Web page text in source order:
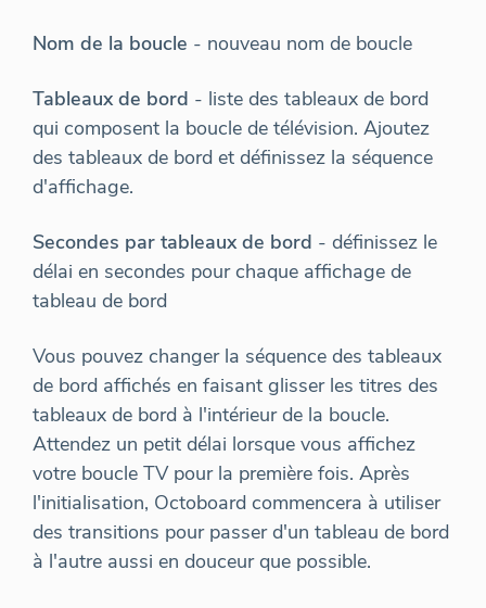
Nom de la boucle - nouveau nom de boucle
Tableaux de bord - liste des tableaux de bord
qui composent la boucle de télévision. Ajoutez
des tableaux de bord et définissez la séquence
d'affichage.
Secondes par tableaux de bord - définissez le
délai en secondes pour chaque affichage de
tableau de bord
Vous pouvez changer la séquence des tableaux
de bord affichés en faisant glisser les titres des
tableaux de bord à l'intérieur de la boucle.
Attendez un petit délai lorsque vous affichez
votre boucle TV pour la première fois. Après
l'initialisation, Octoboard commencera à utiliser
des transitions pour passer d'un tableau de bord
à l'autre aussi en douceur que possible.